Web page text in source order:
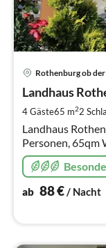
Rothenburg ob
Landhaus
4 Gäste65 m22
Landhaus
Personen, 65qm
ab 88€/ Nacht